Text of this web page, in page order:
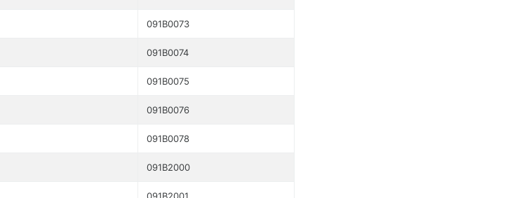
091B0073
091B0074
091B0075
091B0076
091B0078
091B2000
091B2001